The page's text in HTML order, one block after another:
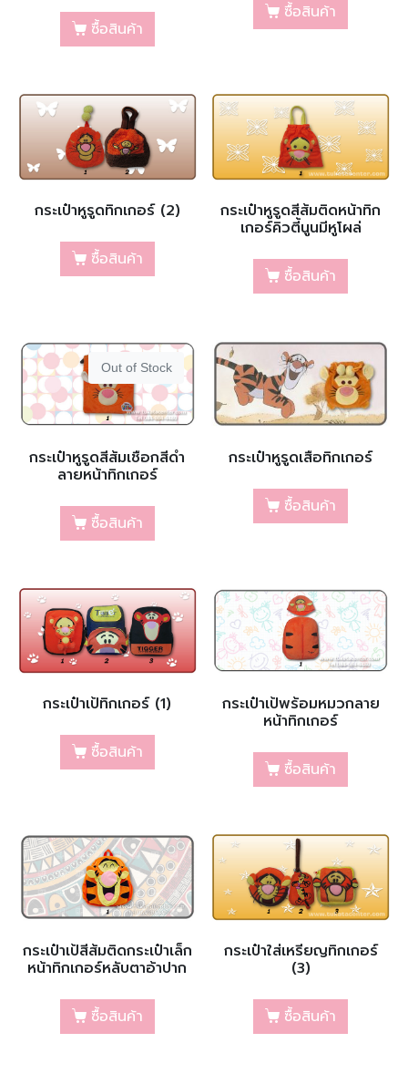
ซื้อสินค้า
ซื้อสินค้า
กระเป๋าหูรูดทิกเกอร์ (2)
ซื้อสินค้า
กระเป๋าหูรูดสีส้มติดหน้าทิก
เกอร์คิวตี้นูนมีหูโผล่
ซื้อสินค้า
Out of Stock
กระเป๋าหูรูดสีส้มเชือกสีดำ
ลายหน้าทิกเกอร์
ซื้อสินค้า
กระเป๋าหูรูดเสือทิกเกอร์
ซื้อสินค้า
กระเป๋าเป้ทิกเกอร์ (1)
ซื้อสินค้า
กระเป๋าเป้พร้อมหมวกลาย
หน้าทิกเกอร์
ซื้อสินค้า
กระเป๋าเป้สีส้มติดกระเป๋าเล็ก
หน้าทิกเกอร์หลับตาอ้าปาก
ซื้อสินค้า
กระเป๋าใส่เหรียญทิกเกอร์
(3)
ซื้อสินค้า